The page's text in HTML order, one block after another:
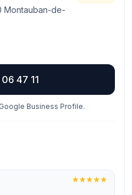
Montauban-de-
47 11
Business Profile.